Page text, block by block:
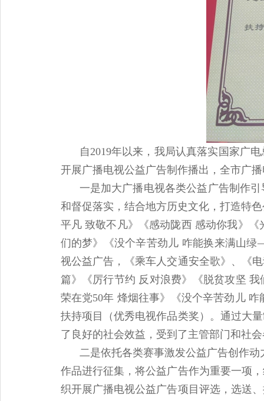
自2019年以来，我局认真落实国家广
开展广播电视公益广告制作播出，全市广
一是加大广播电视各类公益广告制作
和督促落实，结合地方历史文化，打造特
平凡 致敬不凡》《感动陇西 感动你我》
们的梦》《没个辛苦劲儿 咋能换来满山
视公益广告，《乘车人交通安全歌》、《
篇》《厉行节约 反对浪费》《脱贫攻坚
荣在党50年 烽烟往事》《没个辛苦劲儿
扶持项目（优秀电视作品类奖）。通过大
了良好的社会效益，受到了主管部门和社
二是依托各类赛事激发公益广告创作
作品进行征集，将公益广告作为重要一项
织开展广播电视公益广告项目评选，选送